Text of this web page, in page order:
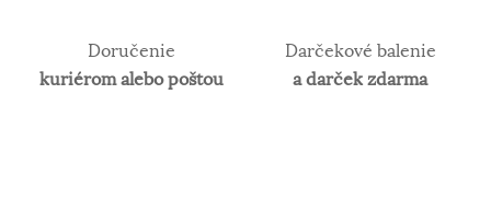
Doručenie
kuriérom alebo poštou
Darčekové balenie
a darček zdarma